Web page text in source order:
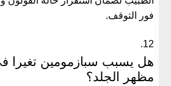
فور التوقف.
هل يسبب سبازمومين تغيرا
مظهر الجلد؟